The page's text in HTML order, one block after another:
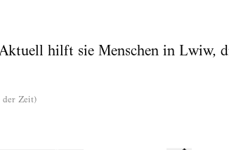
hilft sie Menschen in Lwiw,
der Zeit)